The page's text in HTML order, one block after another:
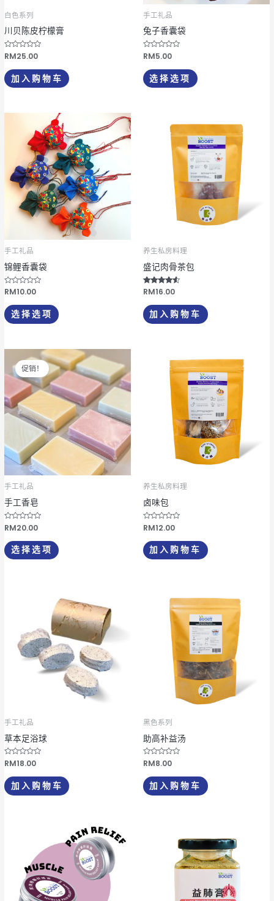
白色系列
川贝陈皮柠檬膏
评
分
&
s
o
RM25.00
加入购物车
手工礼品
兔子香囊袋
评
分
&
s
o
RM5.00
选择选项
可
面
择
这
些
选
项
手工礼品
锦鲤香囊袋
评
分
&
s
o
RM10.00
选择选项
本
产
品
有
多
种
变
体。
可
面
选
择
这
些
选
项
养生私房料理
盛记肉骨茶包
评分
4.33
&sol; 5
RM16.00
加入购物车
促销！
手工礼品
手工香皂
评
分
&
s
o
RM20.00
选择选项
本
产
品
有
多
种
可
面
择
这
些
选
项
养生私房料理
卤味包
评
分
&
s
o
RM12.00
加入购物车
手工礼品
草本足浴球
评
分
&
s
o
RM18.00
加入购物车
黑色系列
助高补益汤
评
分
&
s
o
RM8.00
加入购物车
格
范
围：
RM7.00
至
RM20.00
产
有
多